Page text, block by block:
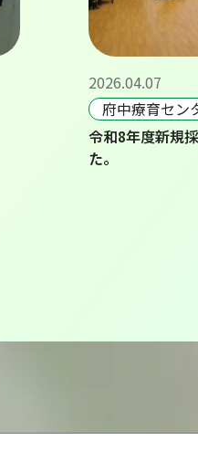
2026.04.07
府中療育セン
令和8年度新規
た。